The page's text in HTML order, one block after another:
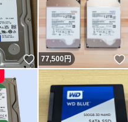
いいね！
77,500円